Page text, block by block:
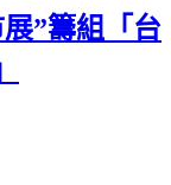
”籌組「台